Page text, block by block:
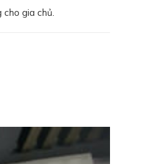
cho gia chủ.